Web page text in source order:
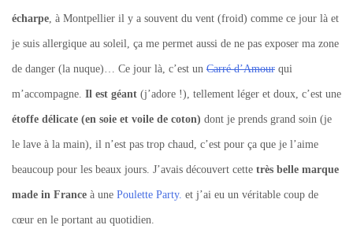
écharpe , à Montpellier il y a souvent du vent (froid) comme ce jour là et
je suis allergique au soleil, ça me permet aussi de ne pas exposer ma zone
de danger (la nuque)… Ce jour là, c’est un Carré d’Amour qui
m’accompagne. Il est géant (j’adore !), tellement léger et doux, c’est une
étoffe délicate (en soie et voile de coton) dont je prends grand soin (je
le lave à la main), il n’est pas trop chaud, c’est pour ça que je l’aime
beaucoup pour les beaux jours. J’avais découvert cette très belle marque
made in France à une Poulette Party. et j’ai eu un véritable coup de
cœur en le portant au quotidien.